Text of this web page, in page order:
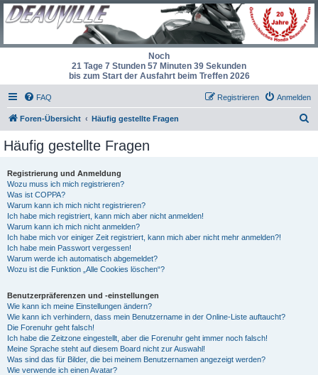
Noch
21 Tage 7 Stunden 57 Minuten 38 Sekunden
bis zum Start der Ausfahrt beim Treffen 2026
FAQ Anmelden
Registrieren
Foren-Übersicht Häufig gestellte Fragen
Häufig gestellte Fragen
Registrierung und Anmeldung
Wozu muss ich mich registrieren?
Was ist COPPA?
Warum kann ich mich nicht registrieren?
Ich habe mich registriert, kann mich aber nicht anmelden!
Warum kann ich mich nicht anmelden?
Ich habe mich vor einiger Zeit registriert, kann mich aber nicht mehr anmelden?!
Ich habe mein Passwort vergessen!
Warum werde ich automatisch abgemeldet?
Wozu ist die Funktion „Alle Cookies löschen“?
Benutzerpräferenzen und -einstellungen
Wie kann ich meine Einstellungen ändern?
Wie kann ich verhindern, dass mein Benutzername in der Online-Liste auftaucht?
Die Forenuhr geht falsch!
Ich habe die Zeitzone eingestellt, aber die Forenuhr geht immer noch falsch!
Meine Sprache steht auf diesem Board nicht zur Auswahl!
Was sind das für Bilder, die bei meinem Benutzernamen angezeigt werden?
Wie verwende ich einen Avatar?